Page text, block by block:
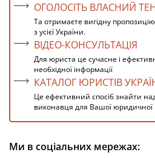
ОГОЛОСІТЬ ВЛАСНИЙ
Та отримаєте вигідну
з усієї України.
ВІДЕО-КОНСУЛЬТАЦІЯ
Для юриста це сучасне і
необхідної інформації
КАТАЛОГ ЮРИСТІВ
Це ефективний спосіб знайти
виконавця для Вашої юридичної
Ми в соціальних мережах: